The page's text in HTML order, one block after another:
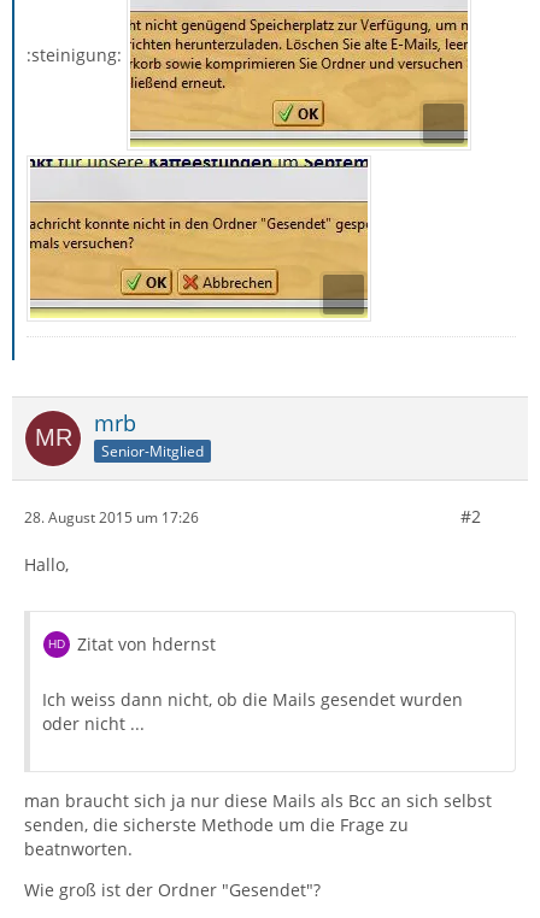
:steinigung:
mrb
Senior-Mitglied
28. August 2015 um 17:26 #2
Hallo,
Zitat von hdernst
Ich weiss dann nicht, ob die Mails gesendet wurden
oder nicht ...
man braucht sich ja nur diese Mails als Bcc an sich selbst
senden, die sicherste Methode um die Frage zu
beatnworten.
Wie groß ist der Ordner "Gesendet"?